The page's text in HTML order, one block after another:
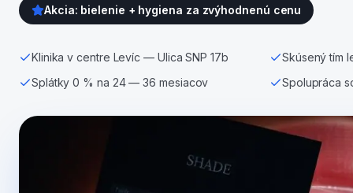
Akcia: bielenie + hygiena za zvýhodnenú cenu
Klinika v centre Levíc — Ulica SNP 17b
Skúsený tím
Splátky 0 % na 24 — 36 mesiacov
Spolupráca